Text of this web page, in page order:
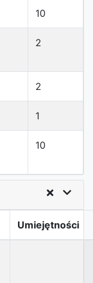
10
2
2
1
10
Umiejętności